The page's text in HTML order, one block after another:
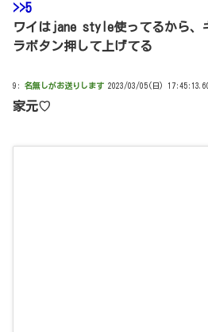
>>5
ワイはjane style使ってるから、
ラボタン押して上げてる
9: 名無しがお送りします 2023/03/05(日) 17:45:13.60
家元♡